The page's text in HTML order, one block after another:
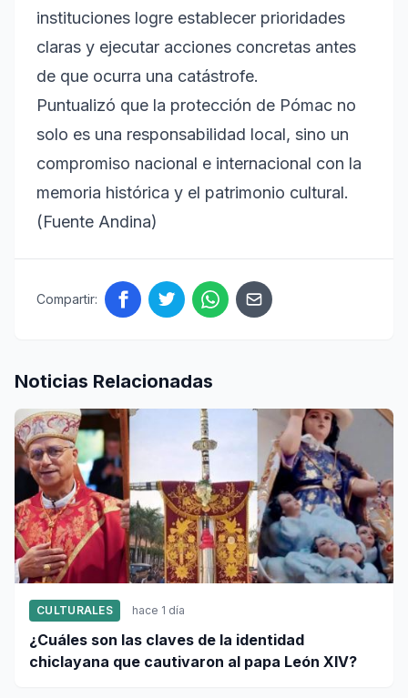
instituciones logre establecer prioridades
claras y ejecutar acciones concretas antes
de que ocurra una catástrofe.
Puntualizó que la protección de Pómac no
solo es una responsabilidad local, sino un
compromiso nacional e internacional con la
memoria histórica y el patrimonio cultural.
(Fuente Andina)
Compartir:
Noticias Relacionadas
CULTURALES hace 1 día
¿Cuáles son las claves de la identidad
chiclayana que cautivaron al papa León XIV?